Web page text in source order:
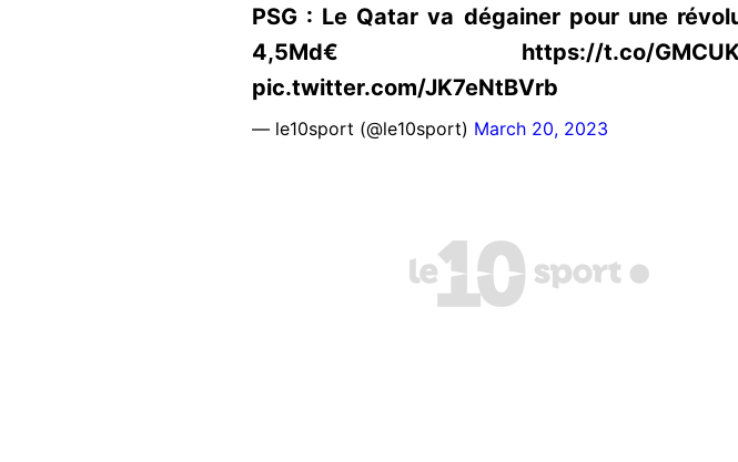
PSG : Le Qatar va dégainer pour une
4,5Md€ https://t.co/
pic.twitter.com/JK7eNtBVrb
— le10sport (@le10sport) March 20, 2023